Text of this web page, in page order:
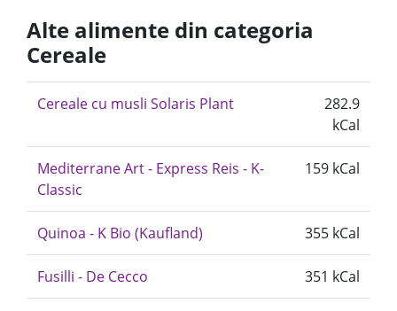
Alte alimente din categoria
Cereale
Cereale cu musli Solaris Plant
282.9
kCal
Mediterrane Art - Express Reis - K-
Classic
159 kCal
Quinoa - K Bio (Kaufland) 355 kCal
Fusilli - De Cecco 351 kCal